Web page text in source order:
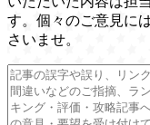
す。個々のご意見に
さいませ。